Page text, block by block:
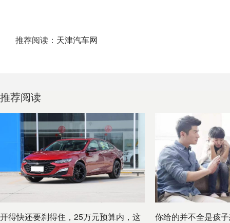
推荐阅读： 天津汽车网
推荐阅读
开得快还要刹得住，25万元预算内，这
你给的并不全是孩